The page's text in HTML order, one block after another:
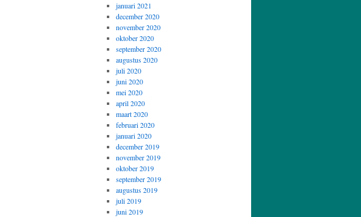
januari 2021
december 2020
november 2020
oktober 2020
september 2020
augustus 2020
juli 2020
juni 2020
mei 2020
april 2020
maart 2020
februari 2020
januari 2020
december 2019
november 2019
oktober 2019
september 2019
augustus 2019
juli 2019
juni 2019